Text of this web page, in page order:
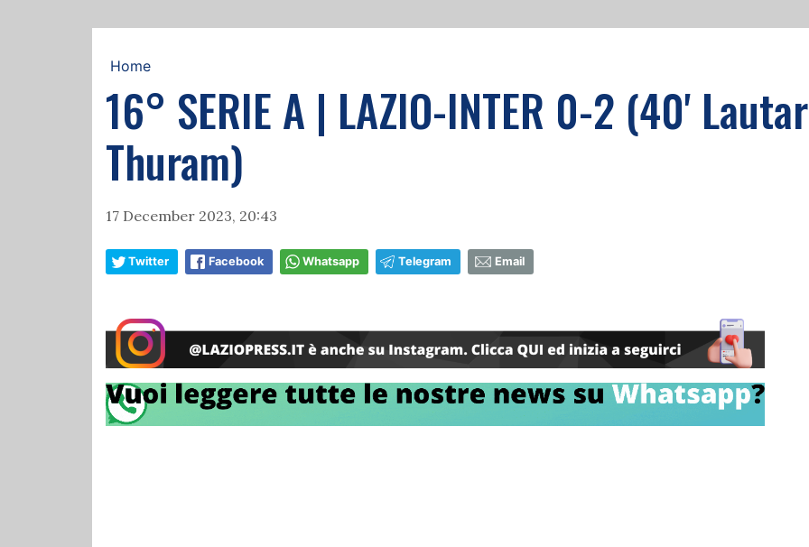
Home
16° SERIE A | LAZIO-INTER 0-2 (40'
Thuram)
17 December 2023, 20:43
Twitter Facebook Whatsapp Telegram Email